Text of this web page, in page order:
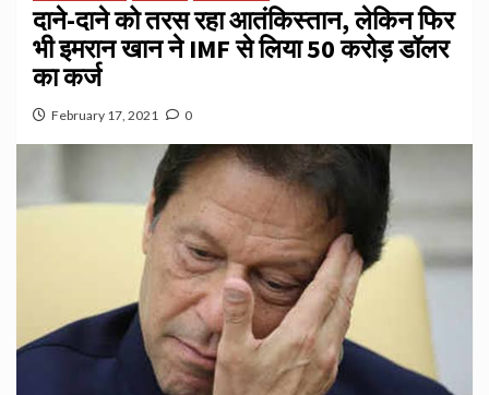
दाने-दाने को तरस रहा आतंकिस्तान, लेकिन फिर
भी इमरान खान ने IMF से लिया 50 करोड़ डॉलर
का कर्ज
February 17, 2021 0